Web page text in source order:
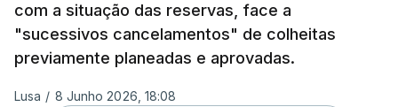
com a situação das reservas, face a
"sucessivos cancelamentos" de colheitas
previamente planeadas e aprovadas.
Lusa / 8 Junho 2026, 18:08